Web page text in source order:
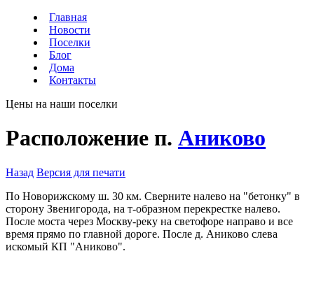
Главная
Новости
Поселки
Блог
Дома
Контакты
Цены на наши поселки
Расположение п. Аниково
Назад Версия для печати
По Новорижскому ш. 30 км. Сверните налево на "бетонку" в
сторону Звенигорода, на т-образном перекрестке налево.
После моста через Москву-реку на светофоре направо и все
время прямо по главной дороге. После д. Аниково слева
искомый КП "Аниково".